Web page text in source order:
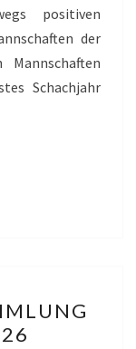
positiven
der
Schachjahr